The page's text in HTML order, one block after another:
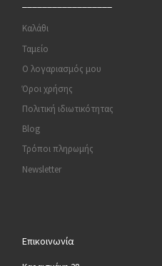
Καλάθι
Ταμείο
Ο λογαριασμός μου
Όροι χρήσης
Πολιτική ιδιωτικότητας
Blog
Τρόποι πληρωμής
Newsletter
Επικοινωνία